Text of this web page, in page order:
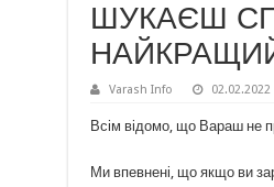
ШУКАЄШ
Varash Info 02.02.2022
Всім відомо, що Вараш не
Ми впевнені, що якщо ви